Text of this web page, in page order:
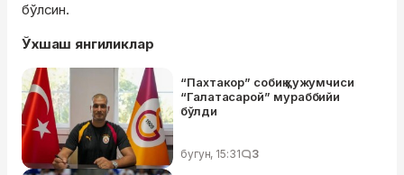
бўлсин.
Ўхшаш янгиликлар
“Пахтакор” собиқ ҳужумчиси
“Галатасарой” мураббийи
бўлди
бугун, 15:31 3